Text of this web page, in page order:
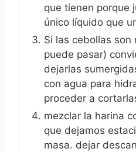
que tienen porque
único líquido que
Si las cebollas son
puede pasar)
dejarlas
con agua para
proceder a
mezclar la harina
que dejamos
masa. dejar